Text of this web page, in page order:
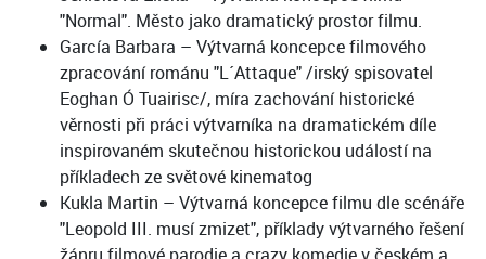
"Normal". Město jako dramatický prostor filmu.
García Barbara – Výtvarná koncepce filmového
zpracování románu "L´Attaque" /irský spisovatel
Eoghan Ó Tuairisc/, míra zachování historické
věrnosti při práci výtvarníka na dramatickém díle
inspirovaném skutečnou historickou událostí na
příkladech ze světové kinematog
Kukla Martin – Výtvarná koncepce filmu dle scénáře
"Leopold III. musí zmizet", příklady výtvarného řešení